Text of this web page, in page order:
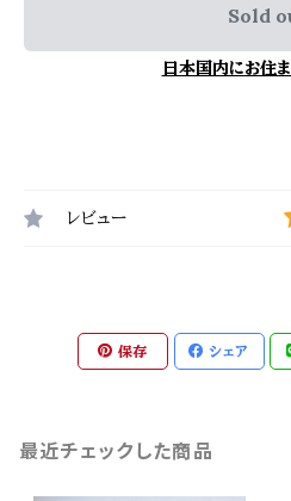
Sold
日本国内にお住
レビュー
保存 シェア
最近チェックした商品